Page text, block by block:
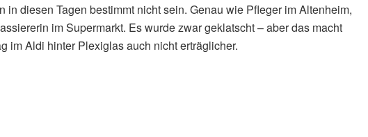
in diesen Tagen bestimmt nicht sein. Genau wie Pfleger im Altenheim,
im Supermarkt. Es wurde zwar geklatscht – aber das macht
im Aldi hinter Plexiglas auch nicht erträglicher.